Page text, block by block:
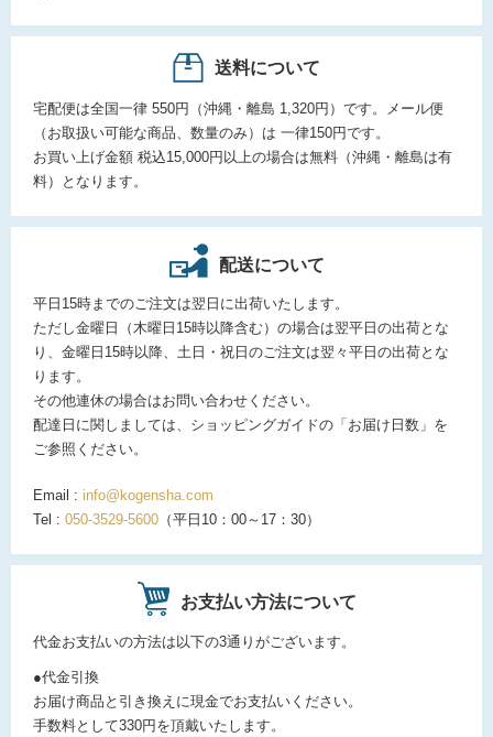
送料について
宅配便は全国一律 550円（沖縄・離島 1,320円）です。メール便
（お取扱い可能な商品、数量のみ）は 一律150円です。
お買い上げ金額 税込15,000円以上の場合は無料（沖縄・離島は有
料）となります。
配送について
平日15時までのご注文は翌日に出荷いたします。
ただし金曜日（木曜日15時以降含む）の場合は翌平日の出荷とな
り、金曜日15時以降、土日・祝日のご注文は翌々平日の出荷とな
ります。
その他連休の場合はお問い合わせください。
配達日に関しましては、ショッピングガイドの「お届け日数」を
ご参照ください。
Email : info@kogensha.com
Tel : 050-3529-5600 （平日10：00～17：30）
お支払い方法について
代金お支払いの方法は以下の3通りがございます。
●代金引換
お届け商品と引き換えに現金でお支払いください。
手数料として330円を頂戴いたします。